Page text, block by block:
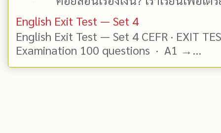
English Exit Test — Set 4
English Exit Test — Set 4 CEFR · EXIT
Examination 100 questions · A1 →...